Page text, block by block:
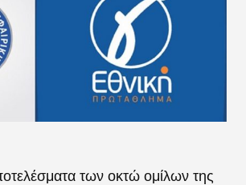
των οκτώ ομίλων της